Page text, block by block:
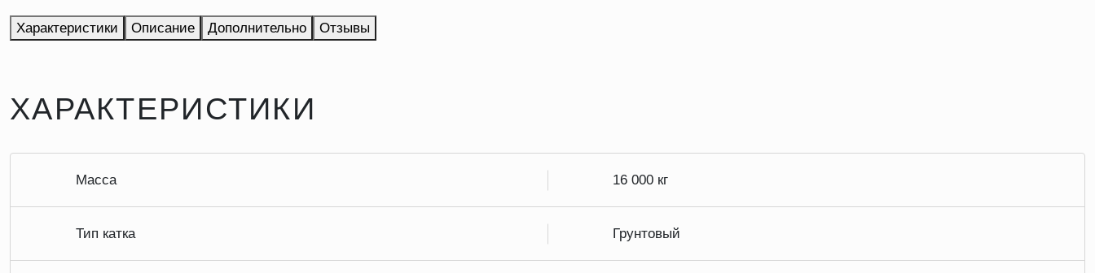
Характеристики Описание Дополнительно Отзывы
ХАРАКТЕРИСТИКИ
Масса 16 000 кг
Тип катка Грунтовый